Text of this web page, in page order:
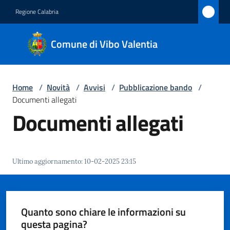
Regione Calabria
Comune di Vibo Valentia
Comune
di Vibo
Valentia
Servizi
Vivere
Vibo
Valentia
Home / Novità / Avvisi / Pubblicazione bando /
Documenti allegati
Documenti allegati
Ultimo aggiornamento:10-02-2025 23:15
Quanto sono chiare le informazioni su
questa pagina?